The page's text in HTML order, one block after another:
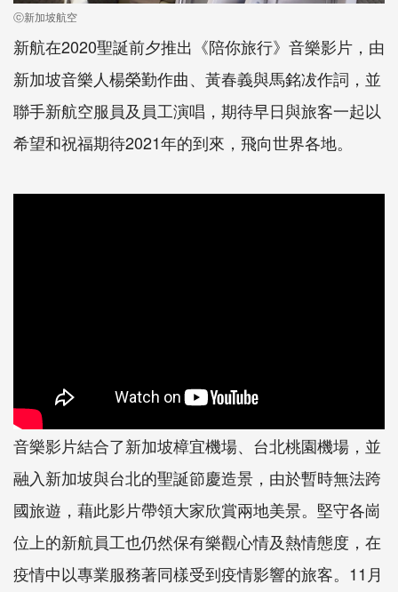
ⓒ新加坡航空
新航在2020聖誕前夕推出《陪你旅行》音樂影片，由
新加坡音樂人楊榮勤作曲、黃春義與馬銘冹作詞，並
聯手新航空服員及員工演唱，期待早日與旅客一起以
希望和祝福期待2021年的到來，飛向世界各地。
音樂影片結合了新加坡樟宜機場、台北桃園機場，並
融入新加坡與台北的聖誕節慶造景，由於暫時無法跨
國旅遊，藉此影片帶領大家欣賞兩地美景。堅守各崗
位上的新航員工也仍然保有樂觀心情及熱情態度，在
疫情中以專業服務著同樣受到疫情影響的旅客。11月